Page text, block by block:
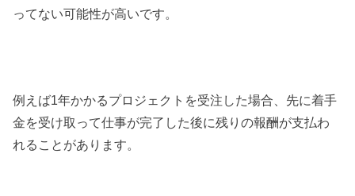
ってない可能性が高いです。
例えば1年かかるプロジェクトを受注した場合、先に着手
金を受け取って仕事が完了した後に残りの報酬が支払わ
れることがあります。